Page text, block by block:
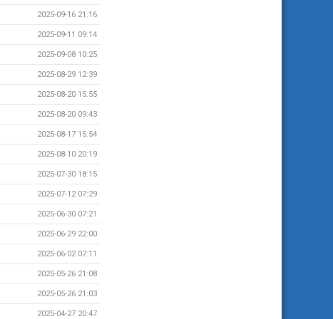
2025-09-16 21:16
2025-09-11 09:14
2025-09-08 10:25
2025-08-29 12:39
2025-08-20 15:55
2025-08-20 09:43
2025-08-17 15:54
2025-08-10 20:19
2025-07-30 18:15
2025-07-12 07:29
2025-06-30 07:21
2025-06-29 22:00
2025-06-02 07:11
2025-05-26 21:08
2025-05-26 21:03
2025-04-27 20:47